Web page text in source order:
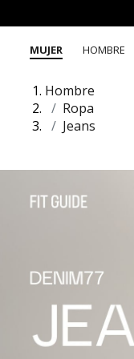
MUJER HOMBRE
Hombre
Ropa
Jeans